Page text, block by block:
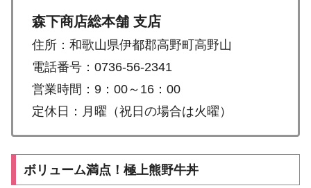
森下商店総本舗 支店
住所：和歌山県伊都郡高野町高野山
電話番号：0736-56-2341
営業時間：9：00～16：00
定休日：月曜（祝日の場合は火曜）
ボリューム満点！極上熊野牛丼